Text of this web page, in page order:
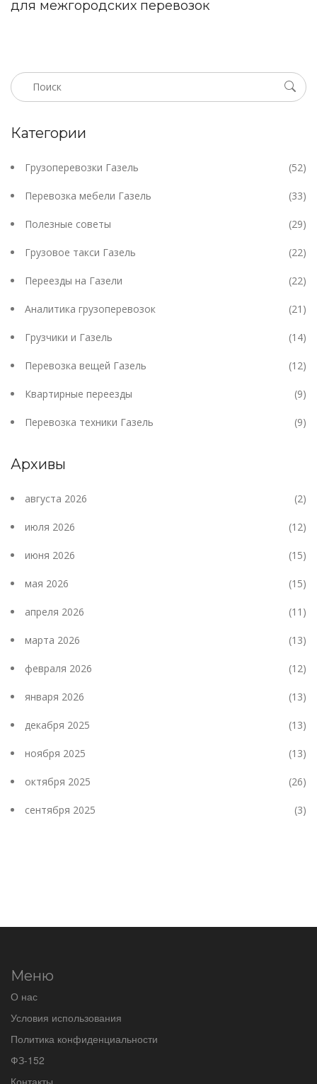
для межгородских перевозок
Категории
Грузоперевозки Газель (52)
Перевозка мебели Газель (33)
Полезные советы (29)
Грузовое такси Газель (22)
Переезды на Газели (22)
Аналитика грузоперевозок (21)
Грузчики и Газель (14)
Перевозка вещей Газель (12)
Квартирные переезды (9)
Перевозка техники Газель (9)
Архивы
августа 2026 (2)
июля 2026 (12)
июня 2026 (15)
мая 2026 (15)
апреля 2026 (11)
марта 2026 (13)
февраля 2026 (12)
января 2026 (13)
декабря 2025 (13)
ноября 2025 (13)
октября 2025 (26)
сентября 2025 (3)
Меню
О нас
Условия использования
Политика конфиденциальности
ФЗ-152
Контакты